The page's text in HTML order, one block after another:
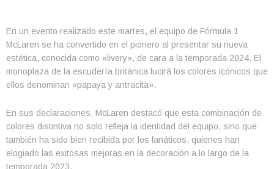
En un evento realizado este martes, el equipo de Fórmula 1
McLaren se ha convertido en el pionero al presentar su nueva
estética, conocida como «livery», de cara a la temporada 2024. El
monoplaza de la escudería británica lucirá los colores icónicos que
ellos denominan «papaya y antracita».
En sus declaraciones, McLaren destacó que esta combinación de
colores distintiva no solo refleja la identidad del equipo, sino que
también ha sido bien recibida por los fanáticos, quienes han
elogiado las exitosas mejoras en la decoración a lo largo de la
temporada 2023.